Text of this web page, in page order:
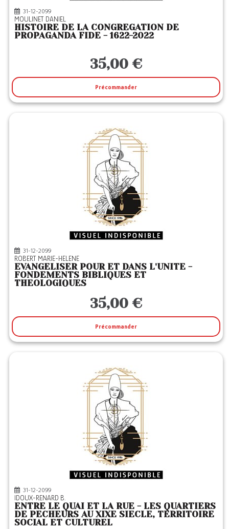
31-12-2099
MOULINET DANIEL
HISTOIRE DE LA CONGREGATION DE
PROPAGANDA FIDE - 1622-2022
35,00 €
Précommander
31-12-2099
ROBERT MARIE-HELENE
EVANGELISER POUR ET DANS L'UNITE -
FONDEMENTS BIBLIQUES ET
THEOLOGIQUES
35,00 €
Précommander
31-12-2099
IDOUX-RENARD B.
ENTRE LE QUAI ET LA RUE - LES QUARTIERS
DE PECHEURS AU XIXE SIECLE, TERRITOIRE
SOCIAL ET CULTUREL